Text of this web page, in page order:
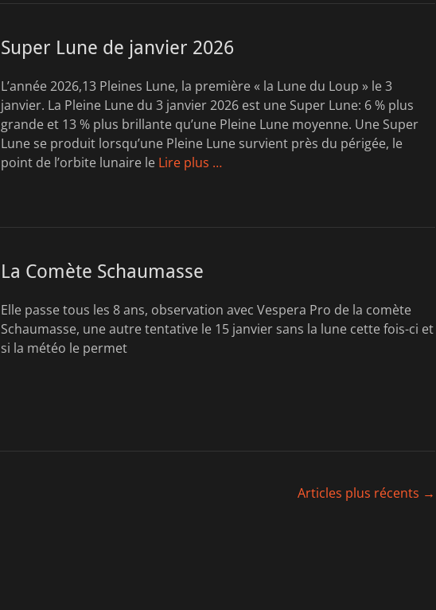
Super Lune de janvier 2026
L’année 2026,13 Pleines Lune, la première « la Lune du Loup » le 3
janvier. La Pleine Lune du 3 janvier 2026 est une Super Lune: 6 % plus
grande et 13 % plus brillante qu’une Pleine Lune moyenne. Une Super
Lune se produit lorsqu’une Pleine Lune survient près du périgée, le
point de l’orbite lunaire le Lire plus …
La Comète Schaumasse
Elle passe tous les 8 ans, observation avec Vespera Pro de la comète
Schaumasse, une autre tentative le 15 janvier sans la lune cette fois-ci et
si la météo le permet
Articles plus récents →